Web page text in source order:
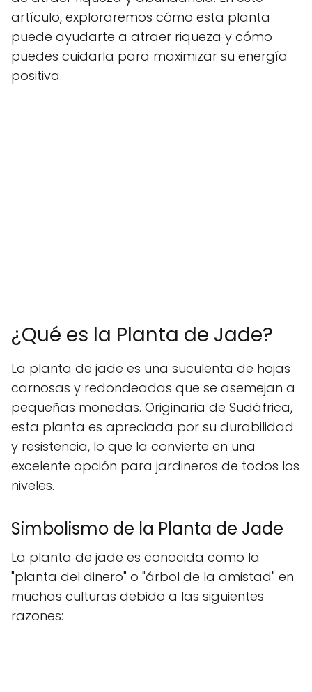
artículo, exploraremos cómo esta planta
puede ayudarte a atraer riqueza y cómo
puedes cuidarla para maximizar su energía
positiva.
¿Qué es la Planta de Jade?
La planta de jade es una suculenta de hojas
carnosas y redondeadas que se asemejan a
pequeñas monedas. Originaria de Sudáfrica,
esta planta es apreciada por su durabilidad
y resistencia, lo que la convierte en una
excelente opción para jardineros de todos los
niveles.
Simbolismo de la Planta de Jade
La planta de jade es conocida como la
"planta del dinero" o "árbol de la amistad" en
muchas culturas debido a las siguientes
razones: